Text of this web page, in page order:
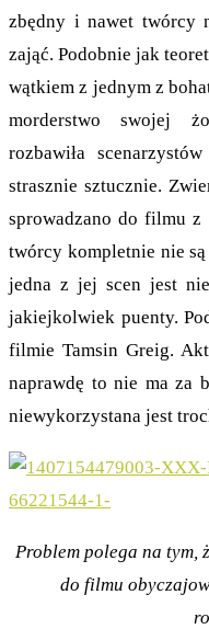
zbędny i nawet twórcy
zająć. Podobnie jak
wątkiem z jednym z
morderstwo swojej
rozbawiła
strasznie sztucznie.
sprowadzano do filmu
twórcy kompletnie nie
jedna z jej scen jest
jakiejkolwiek puenty.
filmie Tamsin Greig.
naprawdę to nie ma za
niewykorzystana jest
Problem polega na tym,
do filmu